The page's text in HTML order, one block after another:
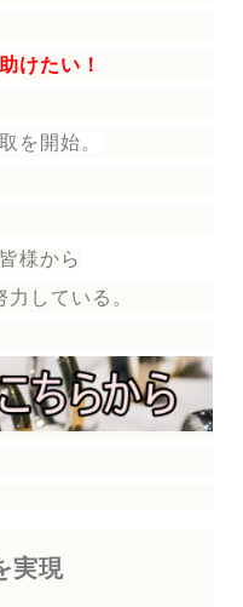
けたい！
を開始。
様から
している。
実現